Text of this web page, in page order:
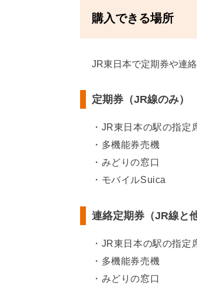
購入できる場所
JR東日本で定期券や連
定期券（JR線のみ）
JR東日本の駅の指定
多機能券売機
みどりの窓口
モバイルSuica
連絡定期券（JR線と
JR東日本の駅の指定
多機能券売機
みどりの窓口